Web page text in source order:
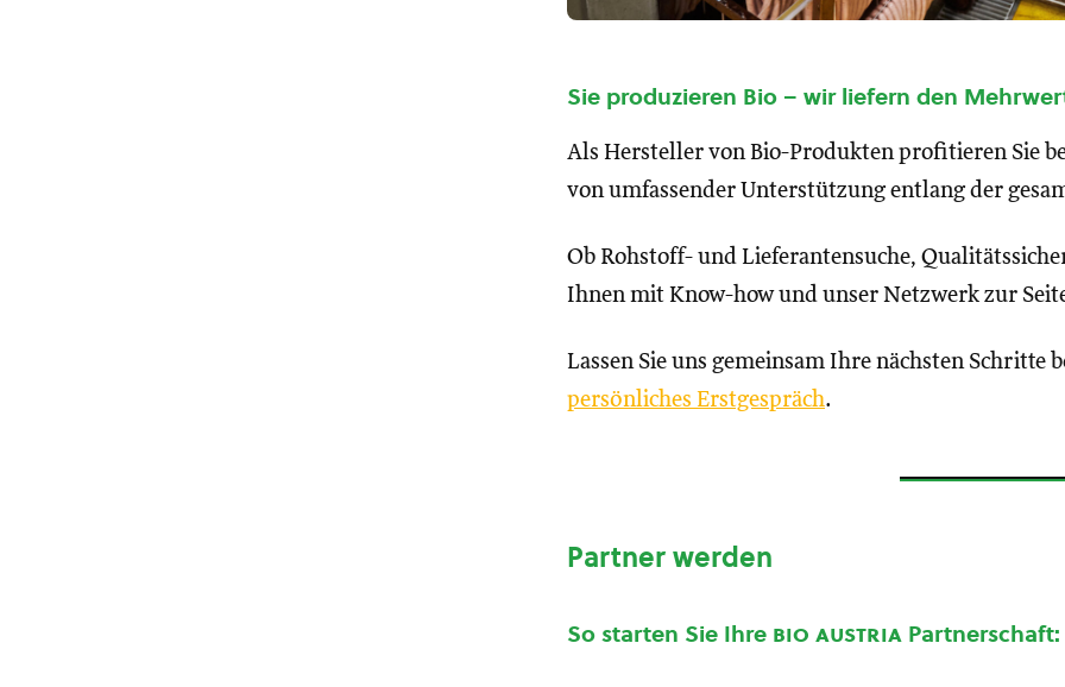
Sie produzieren Bio – wir liefern den
Als Hersteller von Bio-Produkten profitieren Sie
von umfassender Unterstützung entlang der
Ob Rohstoff- und Lieferantensuche,
Ihnen mit Know-how und unser Netzwerk zur
Lassen Sie uns gemeinsam Ihre nächsten Schritte
persönliches Erstgespräch.
Partner werden
So starten Sie Ihre bio austria Partnerschaft: